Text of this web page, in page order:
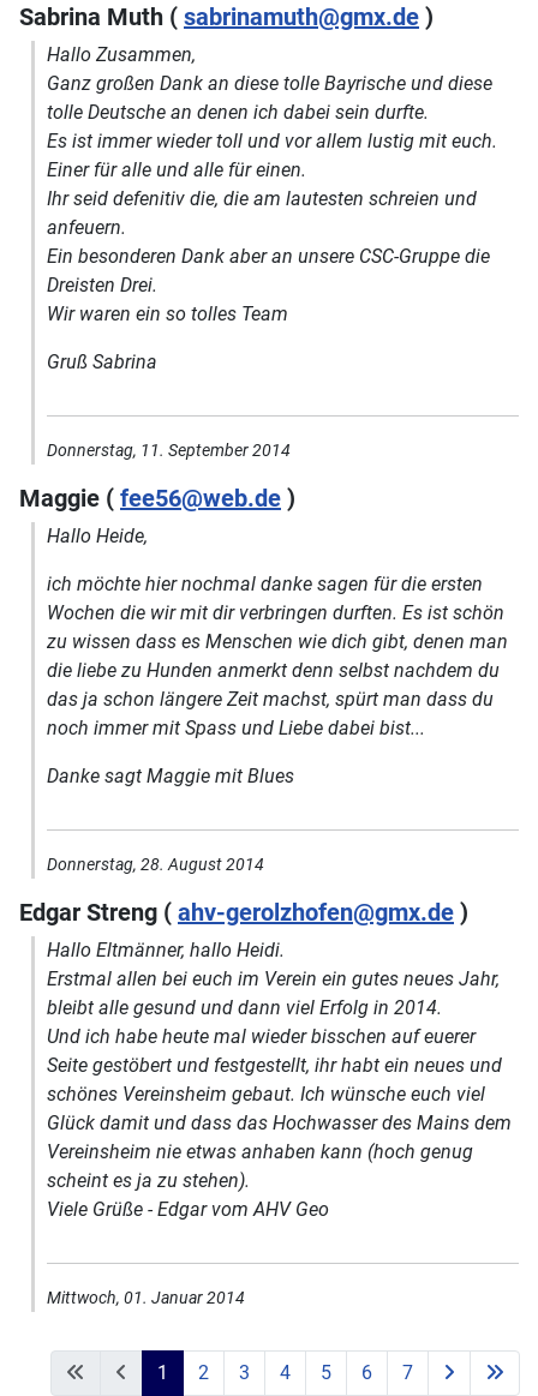
Sabrina Muth ( sabrinamuth@gmx.de )
Hallo Zusammen,
Ganz großen Dank an diese tolle Bayrische und diese
tolle Deutsche an denen ich dabei sein durfte.
Es ist immer wieder toll und vor allem lustig mit euch.
Einer für alle und alle für einen.
Ihr seid defenitiv die, die am lautesten schreien und
anfeuern.
Ein besonderen Dank aber an unsere CSC-Gruppe die
Dreisten Drei.
Wir waren ein so tolles Team
Gruß Sabrina
Donnerstag, 11. September 2014
Maggie ( fee56@web.de )
Hallo Heide,
ich möchte hier nochmal danke sagen für die ersten
Wochen die wir mit dir verbringen durften. Es ist schön
zu wissen dass es Menschen wie dich gibt, denen man
die liebe zu Hunden anmerkt denn selbst nachdem du
das ja schon längere Zeit machst, spürt man dass du
noch immer mit Spass und Liebe dabei bist...
Danke sagt Maggie mit Blues
Donnerstag, 28. August 2014
Edgar Streng ( ahv-gerolzhofen@gmx.de )
Hallo Eltmänner, hallo Heidi.
Erstmal allen bei euch im Verein ein gutes neues Jahr,
bleibt alle gesund und dann viel Erfolg in 2014.
Und ich habe heute mal wieder bisschen auf euerer
Seite gestöbert und festgestellt, ihr habt ein neues und
schönes Vereinsheim gebaut. Ich wünsche euch viel
Glück damit und dass das Hochwasser des Mains dem
Vereinsheim nie etwas anhaben kann (hoch genug
scheint es ja zu stehen).
Viele Grüße - Edgar vom AHV Geo
Mittwoch, 01. Januar 2014
1 2 3 4 5 6 7